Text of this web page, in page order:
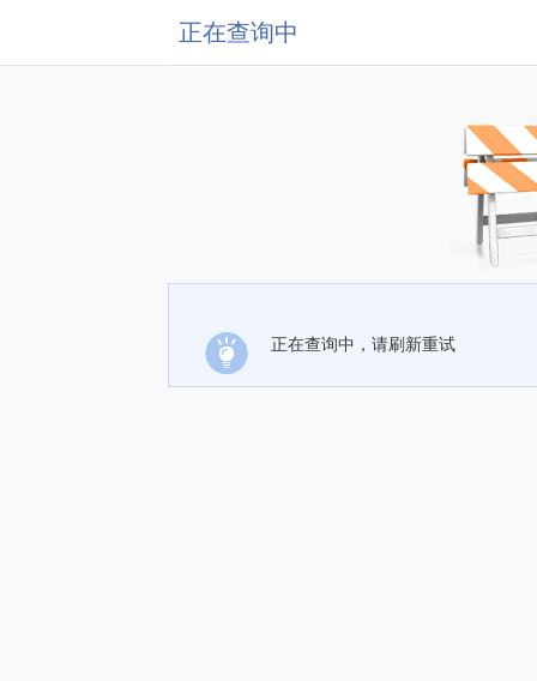
正在查询中
正在查询中，请刷新重试